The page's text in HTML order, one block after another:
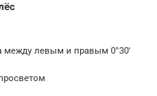
между левым и правым 0°30′